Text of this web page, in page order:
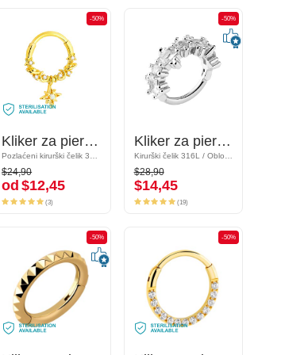
-50%
Kliker za piercing (kirurški čelik, zlatna, sjajna završna obrada) s privjeskom sa zvijezdom i kristalnim kamenjem
Pozlaćeni kirurški čelik 316L/Pozlaćeni mesing
$24,90
od$12,45
-50%
Kliker za piercing (kirurški čelik, zlatna, sjajna završna obrada) s privjeskom sa zvijezdom i kristalnim kamenjem
$24,90
od $12,45
(3)
-50%
Kliker za piercing (kirurški čelik, srebrna, sjajna završna obrada) s kristalnim kamenjem
Kirurški čelik 316L / Obloženi mesing
$28,90
$14,45
-50%
Kliker za piercing (kirurški čelik, srebrna, sjajna završna obrada) s kristalnim kamenjem
$28,90
$14,45
(19)
-50%
-50% -50%
-50%